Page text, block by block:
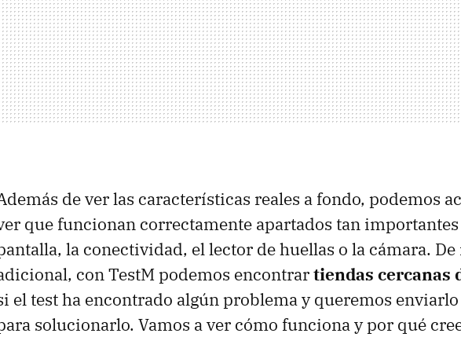
de ver las características reales a fondo, podemos
que funcionan correctamente apartados tan
la conectividad, el lector de huellas o la cámara. De
con TestM podemos encontrartiendas cercanas
el test ha encontrado algún problema y queremos
solucionarlo. Vamos a ver cómo funciona y por qué